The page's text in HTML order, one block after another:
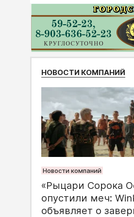
НОВОСТИ КОМПАНИЙ
Новости компаний
«Рыцари Сорока
опустили меч:
объявляет о